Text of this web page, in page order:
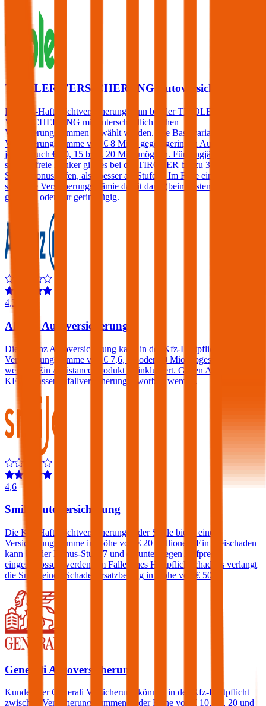
TIROLER VERSICHERUNG Autoversicherung
Die Kfz-Haftpflichtversicherung kann bei der TIROLER
VERSICHERUNG mit unterschiedlich hohen
Versicherungssummen gewählt werden. Die Basisvariante hat eine
Versicherungssumme von € 8 Mio., gegen geringen Aufpreis sind
jedoch auch € 10, 15 bzw. 20 Mio. möglich. Für langjährig
schadenfreie Lenker gibt es bei der TIROLER bis zu 3
Sonderbonusstufen, also besser als Stufe 0. Im Falle eines Schadens
steigt die Versicherungsprämie damit dann (beim ersten Schaden)
gar nicht oder nur geringfügig.
4,3
Allianz Autoversicherung
Die Allianz Autoversicherung kann in der Kfz-Haftpflicht mit einer
Versicherungssumme von € 7,6, 15 oder 30 Mio. abgeschlossen
werden. Ein Assistance-Produkt ist inkludiert. Gegen Aufpreis eine
KFZ-Insassenunfallversicherung erworben werden.
4,6
Smile Autoversicherung
Die Kfz-Haftpflichtversicherungen der Smile bietet eine
Versicherungssumme in Höhe von € 20 Millionen. Ein Freischaden
kann bei der Bonus-Stufe 7 und darunter gegen Aufpreis
eingeschlossen werden. Im Falle eines Haftpflichtschadens verlangt
die Smile einen Schadenersatzbeitrag in Höhe von € 500.
Generali Autoversicherung
Kunden der Generali Versicherung können in der Kfz-Haftpflicht
zwischen Versicherungssummen in der Höhe von € 10, 15, 20 und